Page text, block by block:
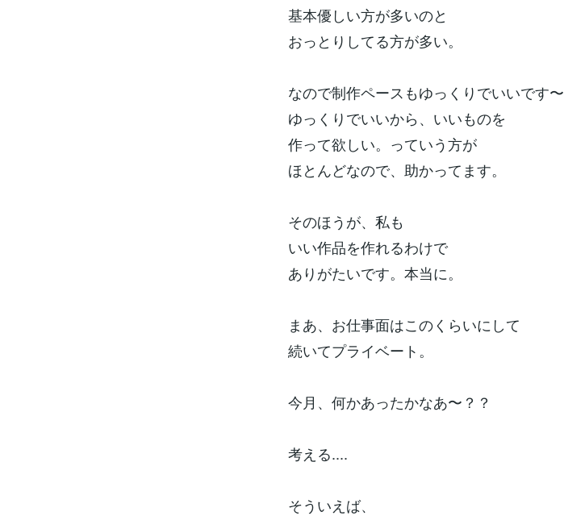
基本優しい方が多いのと
おっとりしてる方が多い。
なので制作ペースもゆっくりでいいです〜
ゆっくりでいいから、いいものを
作って欲しい。っていう方が
ほとんどなので、助かってます。
そのほうが、私も
いい作品を作れるわけで
ありがたいです。本当に。
まあ、お仕事面はこのくらいにして
続いてプライベート。
今月、何かあったかなあ〜？？
考える....
そういえば、